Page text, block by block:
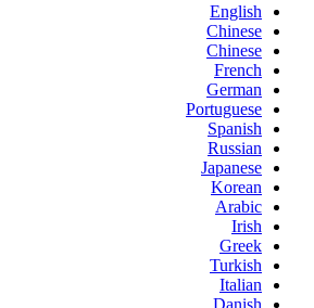
English
Chinese
Chinese
French
German
Portuguese
Spanish
Russian
Japanese
Korean
Arabic
Irish
Greek
Turkish
Italian
Danish